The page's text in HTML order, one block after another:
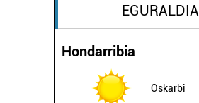
EGURALDIA
Hondarribia
Oskarbi